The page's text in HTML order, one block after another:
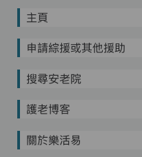
主頁
申請綜援或其他援助
搜尋安老院
護老博客
關於樂活易